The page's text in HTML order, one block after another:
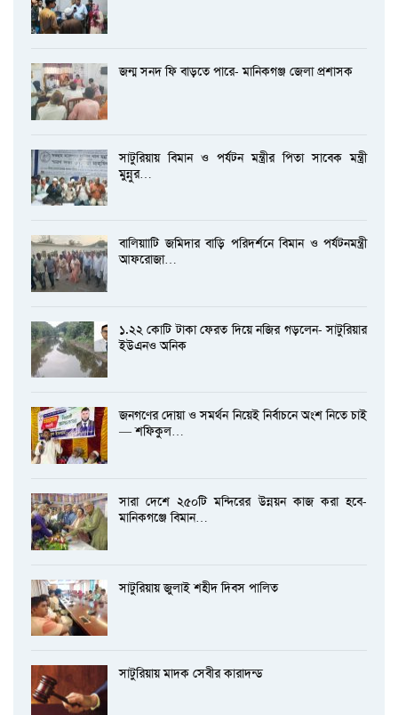
জন্ম সনদ ফি বাড়তে পারে- মানিকগঞ্জ জেলা প্রশাসক
সাটুরিয়ায় বিমান ও পর্যটন মন্ত্রীর পিতা সাবেক মন্ত্রী
মুন্নুর…
বালিয়াাটি জমিদার বাড়ি পরিদর্শনে বিমান ও পর্যটনমন্ত্রী
আফরোজা…
১.২২ কোটি টাকা ফেরত দিয়ে নজির গড়লেন- সাটুরিয়ার
ইউএনও অনিক
জনগণের দোয়া ও সমর্থন নিয়েই নির্বাচনে অংশ নিতে চাই
— শফিকুল…
সারা দেশে ২৫০টি মন্দিরের উন্নয়ন কাজ করা হবে-
মানিকগঞ্জে বিমান…
সাটুরিয়ায় জুলাই শহীদ দিবস পালিত
সাটুরিয়ায় মাদক সেবীর কারাদন্ড